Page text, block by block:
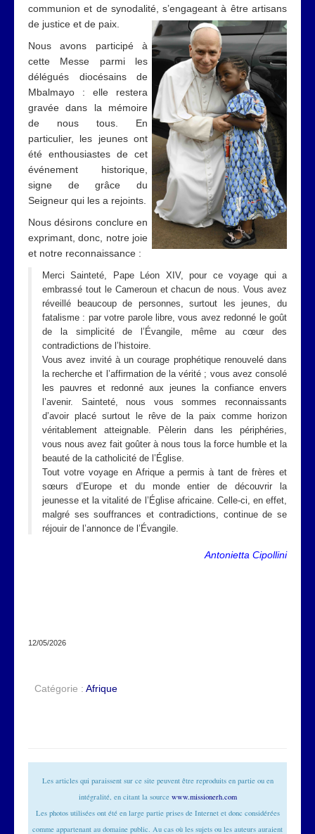
communion et de synodalité, s’engageant à être artisans
de justice et de paix.
Nous avons participé à
cette Messe parmi les
délégués diocésains de
Mbalmayo : elle restera
gravée dans la mémoire
de nous tous. En
particulier, les jeunes ont
été enthousiastes de cet
événement historique,
signe de grâce du
Seigneur qui les a rejoints.
Nous désirons conclure en
exprimant, donc, notre joie
et notre reconnaissance :
Merci Sainteté, Pape Léon XIV, pour ce voyage qui a
embrassé tout le Cameroun et chacun de nous. Vous avez
réveillé beaucoup de personnes, surtout les jeunes, du
fatalisme : par votre parole libre, vous avez redonné le goût
de la simplicité de l’Évangile, même au cœur des
contradictions de l’histoire.
Vous avez invité à un courage prophétique renouvelé dans
la recherche et l’affirmation de la vérité ; vous avez consolé
les pauvres et redonné aux jeunes la confiance envers
l’avenir. Sainteté, nous vous sommes reconnaissants
d’avoir placé surtout le rêve de la paix comme horizon
véritablement atteignable. Pèlerin dans les périphéries,
vous nous avez fait goûter à nous tous la force humble et la
beauté de la catholicité de l’Église.
Tout votre voyage en Afrique a permis à tant de frères et
sœurs d’Europe et du monde entier de découvrir la
jeunesse et la vitalité de l’Église africaine. Celle-ci, en effet,
malgré ses souffrances et contradictions, continue de se
réjouir de l’annonce de l’Évangile.
Antonietta Cipollini
12/05/2026
Catégorie : Afrique
Les articles qui paraissent sur ce site peuvent être reproduits en partie ou en
intégralité, en citant la source www.missionerh.com
Les photos utilisées ont été en large partie prises de Internet et donc considérées
comme appartenant au domaine public. Au cas où les sujets ou les auteurs auraient